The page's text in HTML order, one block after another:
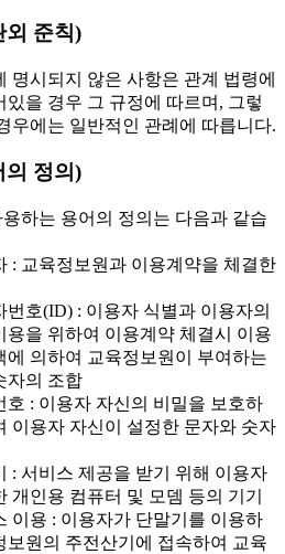
외 준칙)
명시되지 않은 사항은 관계 법령에
있을 경우 그 규정에 따르며, 그렇
우에는 일반적인 관례에 따릅니다.
의 정의)
하는 용어의 정의는 다음과 같습
: 교육정보원과 이용계약을 체결한
호(ID) : 이용자 식별과 이용자의
용을 위하여 이용계약 체결시 이용
에 의하여 교육정보원이 부여하는
자의 조합
: 이용자 자신의 비밀을 보호하
이용자 자신이 설정한 문자와 숫자
: 서비스 제공을 받기 위해 이용자
개인용 컴퓨터 및 모뎀 등의 기기
이용 : 이용자가 단말기를 이용하
보원의 주전산기에 접속하여 교육